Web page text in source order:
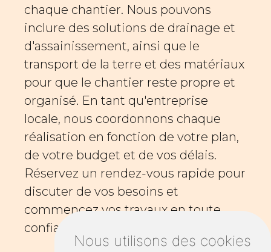
Nous utilisons des cookies
chaque chantier. Nous pouvons
inclure des solutions de drainage et
d'assainissement, ainsi que le
transport de la terre et des matériaux
pour que le chantier reste propre et
organisé. En tant qu'entreprise
locale, nous coordonnons chaque
réalisation en fonction de votre plan,
de votre budget et de vos délais.
Réservez un rendez-vous rapide pour
discuter de vos besoins et
commencez vos travaux en toute
confiance.